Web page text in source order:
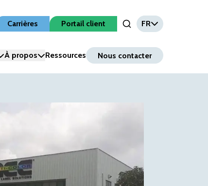
Carrières
Portail client
Open Search Input
FR
À propos Ressources Nous contacter